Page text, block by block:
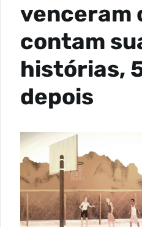
venceram
contam
histórias,
depois